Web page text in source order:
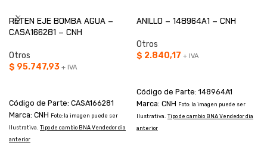
RETEN EJE BOMBA AGUA –
CASA166281 – CNH
Otros
$ 95.747,93 + IVA
Código de Parte: CASA166281
Marca: CNH Foto: la imagen puede ser
Ilustrativa. Tipo de cambio BNA Vendedor dia
anterior
ANILLO – 148964A1 – CNH
Otros
$ 2.840,17 + IVA
Código de Parte: 148964A1
Marca: CNH Foto: la imagen puede ser
Ilustrativa. Tipo de cambio BNA Vendedor dia
anterior